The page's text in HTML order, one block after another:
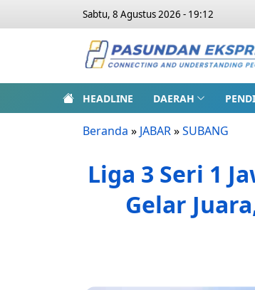
Sabtu, 8 Agustus 2026 - 19:12
HEADLINE DAERAH
Beranda » JABAR»SUBANG
Liga 3 Seri 1
Gelar